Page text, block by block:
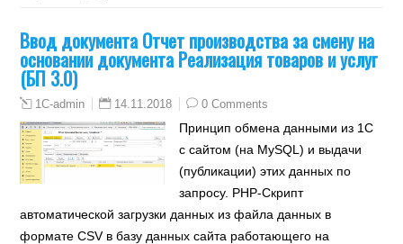
Ввод документа Отчет производства за смену на
основании документа Реализация товаров и услуг
(БП 3.0)
1C-admin 14.11.2018 0 Comments
Принцип обмена данными из 1С
с сайтом (на MySQL) и выдачи
(публикации) этих данных по
запросу. PHP-Скрипт
автоматической загрузки данных из файла данных в
формате CSV в базу данных сайта работающего на